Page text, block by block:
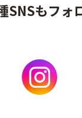
SNSもフォ